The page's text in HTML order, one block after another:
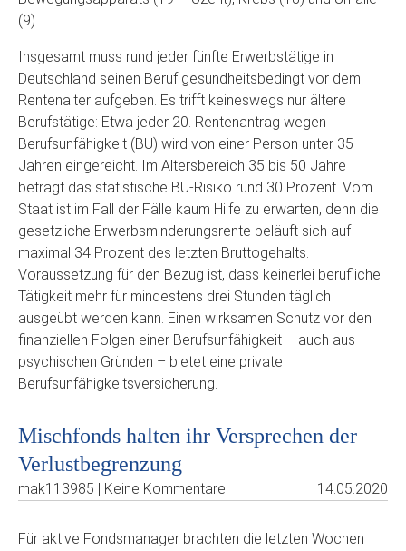
(9).
Insgesamt muss rund jeder fünfte Erwerbstätige in
Deutschland seinen Beruf gesundheitsbedingt vor dem
Rentenalter aufgeben. Es trifft keineswegs nur ältere
Berufstätige: Etwa jeder 20. Rentenantrag wegen
Berufsunfähigkeit (BU) wird von einer Person unter 35
Jahren eingereicht. Im Altersbereich 35 bis 50 Jahre
beträgt das statistische BU-Risiko rund 30 Prozent. Vom
Staat ist im Fall der Fälle kaum Hilfe zu erwarten, denn die
gesetzliche Erwerbsminderungsrente beläuft sich auf
maximal 34 Prozent des letzten Bruttogehalts.
Voraussetzung für den Bezug ist, dass keinerlei berufliche
Tätigkeit mehr für mindestens drei Stunden täglich
ausgeübt werden kann. Einen wirksamen Schutz vor den
finanziellen Folgen einer Berufsunfähigkeit – auch aus
psychischen Gründen – bietet eine private
Berufsunfähigkeitsversicherung.
Mischfonds halten ihr Versprechen der
Verlustbegrenzung
mak113985 | Keine Kommentare 14.05.2020
Für aktive Fondsmanager brachten die letzten Wochen